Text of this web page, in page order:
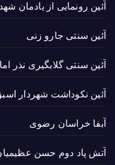
آئین رونمایی از یادمان شهدا
آئین سنتی جارو زنی
آئین سنتی گلابگیری نذر
آئین نکوداشت شهردار
آبفا خراسان رضوی
آتش پاد دوم حسن